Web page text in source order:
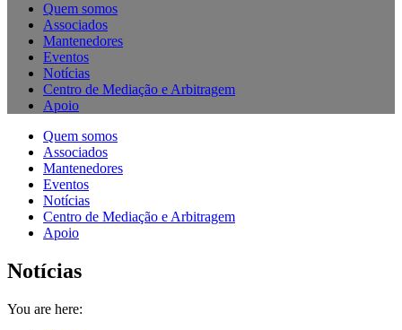
Quem somos
Associados
Mantenedores
Eventos
Notícias
Centro de Mediação e Arbitragem
Apoio
Quem somos
Associados
Mantenedores
Eventos
Notícias
Centro de Mediação e Arbitragem
Apoio
Notícias
You are here: